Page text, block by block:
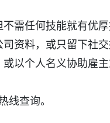
需任何技能就有优厚
资料，或只留下社
以个人名义协助雇
线查询。